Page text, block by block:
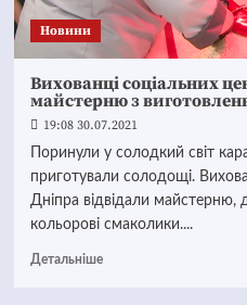
Новини
Вихованці соціальних
майстерню з
19:08 30.07.2021
Поринули у солодкий світ
приготували солодощі.
Дніпра відвідали майстерню,
кольорові смаколики....
Детальніше